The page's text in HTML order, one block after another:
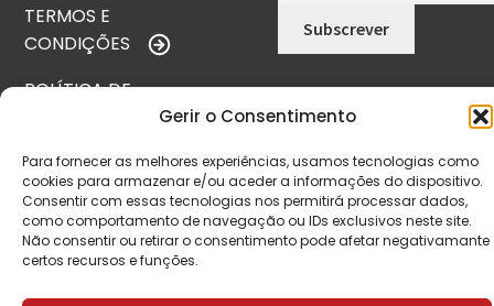
Gerir o Consentimento
Para fornecer as melhores experiências, usamos tecnologias como
cookies para armazenar e/ou aceder a informações do dispositivo.
Consentir com essas tecnologias nos permitirá processar dados,
como comportamento de navegação ou IDs exclusivos neste site.
Não consentir ou retirar o consentimento pode afetar negativamante
certos recursos e funções.
TERMOS E
CONDIÇÕES
POLÍTICA DE
POLÍTICA DE
REEMBOLSO
LIVRO DE
RECLAMAÇÕES